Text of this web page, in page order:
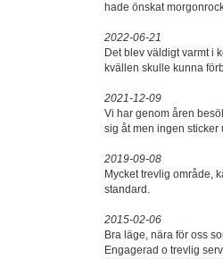
hade önskat
2022-06-21
Det blev väldigt varmt i
kvällen skulle kunna
2021-12-09
Vi har genom åren
sig åt men ingen sticker
2019-09-08
Mycket trevlig område,
standard.
2015-02-06
Bra läge, nära för oss
Engagerad o trevlig